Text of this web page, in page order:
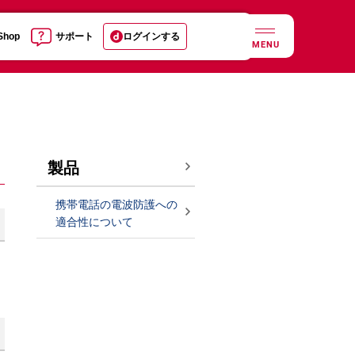
サポート ログインする
MENU
製品
携帯電話の電波防護への
適合性について